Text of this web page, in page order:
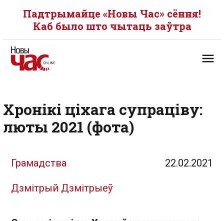
Падтрымайце «Новы Час» сёння!
Каб было што чытаць заўтра
Хронікі ціхага супраціву:
люты 2021 (фота)
Грамадства 22.02.2021
Дзмітрый Дзмітрыеў